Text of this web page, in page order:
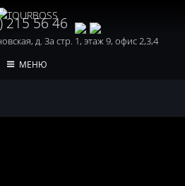
215 56 46
д. 3а стр. 1, этаж 9, офис 2,3,4
МЕНЮ